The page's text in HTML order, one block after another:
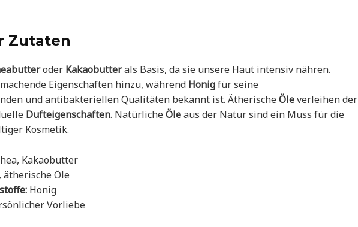
Zutaten
oder Kakaobutterals Basis, da sie unsere Haut intensiv nähren.
Eigenschaften hinzu, während Honigfür seine
und antibakteriellen Qualitäten bekannt ist. ÄtherischeÖleverleihen der
Dufteigenschaften. NatürlicheÖleaus der Natur sind ein Muss für die
Kosmetik.
Kakaobutter
ätherische Öle
Honig
Vorliebe